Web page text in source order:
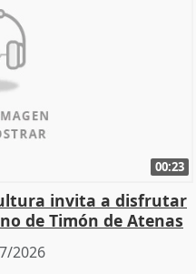
00:23
invita a disfrutar
de Timón de Atenas
2026